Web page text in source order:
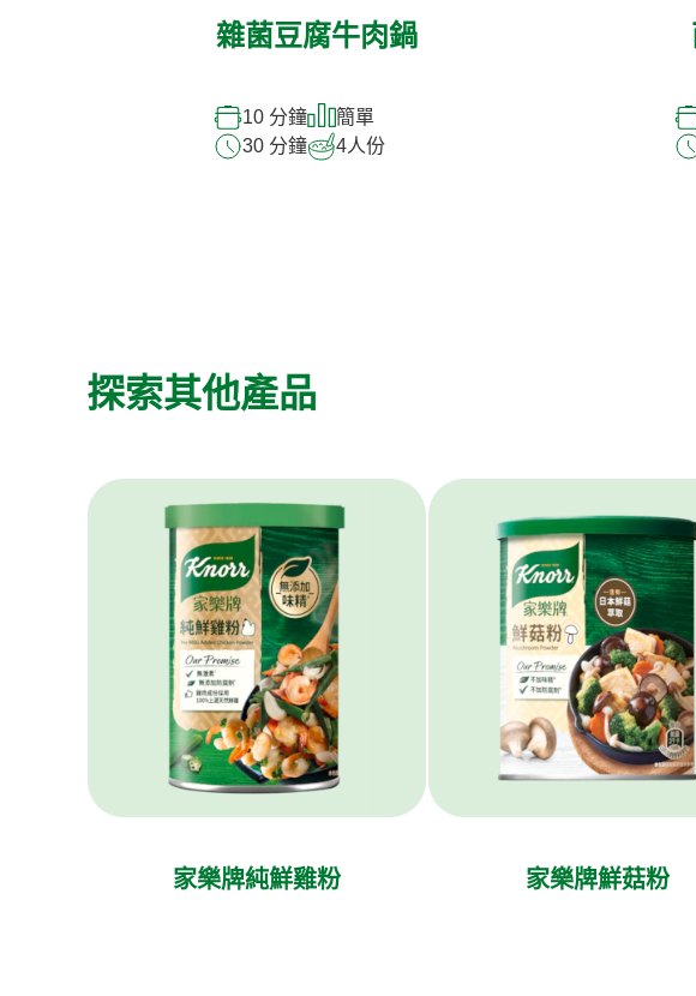
雜菌豆腐牛肉鍋
10 分鐘
簡單
30 分鐘
4人份
探索其他產品
家樂牌純鮮雞粉 家樂牌鮮菇粉